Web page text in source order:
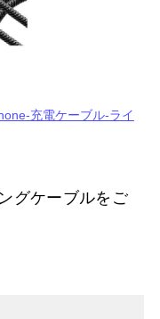
充電ケーブル-ライ
グケーブルをご